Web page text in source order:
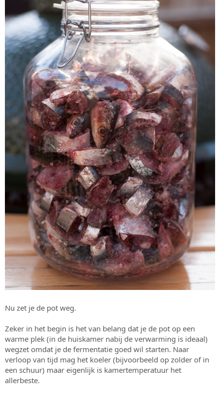
Nu zet je de pot weg.
Zeker in het begin is het van belang dat je de pot op een
warme plek (in de huiskamer nabij de verwarming is ideaal)
wegzet omdat je de fermentatie goed wil starten. Naar
verloop van tijd mag het koeler (bijvoorbeeld op zolder of in
een schuur) maar eigenlijk is kamertemperatuur het
allerbeste.